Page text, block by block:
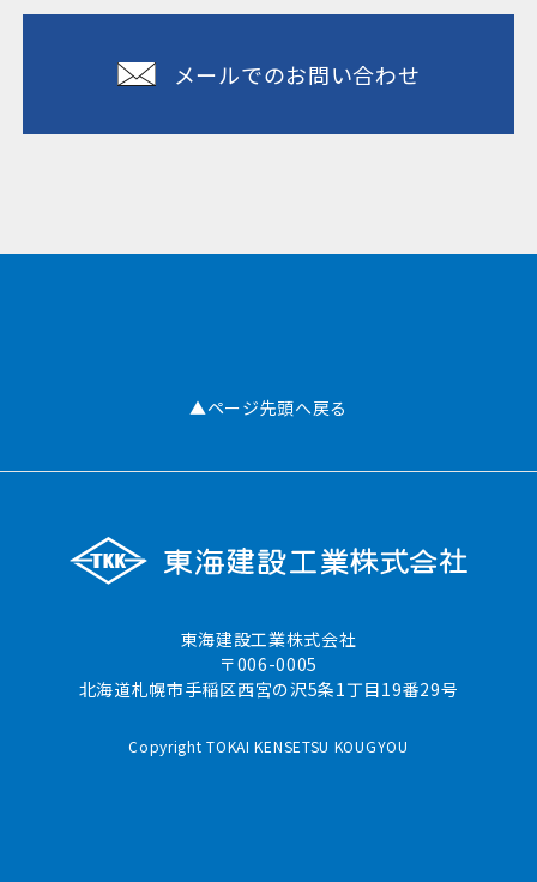
メールでのお問い合わせ
▲ページ先頭へ戻る
東海建設工業株式会社
〒006-0005
北海道札幌市手稲区西宮の沢5条1丁目19番29号
Copyright TOKAI KENSETSU KOUGYOU